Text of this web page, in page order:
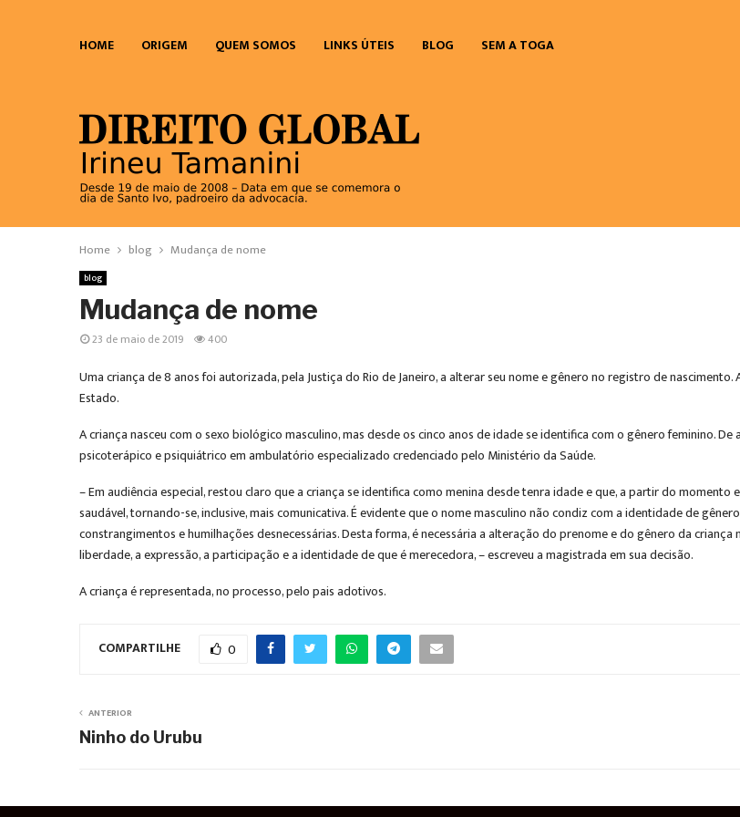
HOME ORIGEM QUEM SOMOS LINKS ÚTEIS BLOG SEM A TOGA
Home blog Mudança de nome
blog
Mudança de nome
23 de maio de 2019 400
Uma criança de 8 anos foi autorizada, pela Justiça do Rio de Janeiro, a alterar seu nome e gênero no registro de nascimento.
Estado.
A criança nasceu com o sexo biológico masculino, mas desde os cinco anos de idade se identifica com o gênero feminino.
psicoterápico e psiquiátrico em ambulatório especializado credenciado pelo Ministério da Saúde.
– Em audiência especial, restou claro que a criança se identifica como menina desde tenra idade e que, a partir do
saudável, tornando-se, inclusive, mais comunicativa. É evidente que o nome masculino não condiz com a identidade de
constrangimentos e humilhações desnecessárias. Desta forma, é necessária a alteração do prenome e do gênero da
liberdade, a expressão, a participação e a identidade de que é merecedora, – escreveu a magistrada em sua decisão.
A criança é representada, no processo, pelo pais adotivos.
COMPARTILHE 0
ANTERIOR
Ninho do Urubu